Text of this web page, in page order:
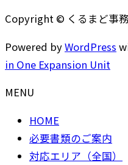
Copyright © くるまど事
Powered byWordPress
in One Expansion Unit
MENU
HOME
必要書類のご案内
対応エリア（全国）